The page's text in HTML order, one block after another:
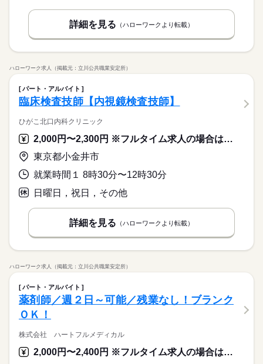
詳細を見る （ハローワークより転載）
ハローワーク求人（掲載元：立川公共職業安定所）
パート・アルバイト
臨床検査技師【内視鏡検査技師】
ひがこ北口内科クリニック
2,000円〜2,300円 ※フルタイム求人の場合は月額（換算額）、パート求人の場合は時間額を表示しています。
東京都小金井市
就業時間１ 8時30分〜12時30分
日曜日，祝日，その他
詳細を見る （ハローワークより転載）
ハローワーク求人（掲載元：立川公共職業安定所）
パート・アルバイト
薬剤師／週２日～可能／残業なし！ブランク
ＯＫ！
株式会社 ハートフルメディカル
2,000円〜2,400円 ※フルタイム求人の場合は月額（換算額）、パート求人の場合は時間額を表示しています。